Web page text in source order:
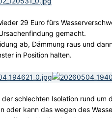
29 Euro fürs
gemacht.
ab, Dämmung raus und
in Position halten.
der schlechten Isolation rund um
oder kann das wegen des